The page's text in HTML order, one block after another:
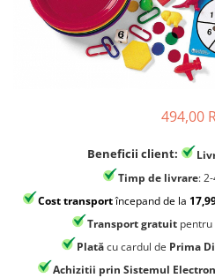
Jocuri experimente stiintifice
Casute copii
Jocuri dezvoltare emotionala
Jucarii din lemn
Jocuri si jucarii stiinta
Jucarii si jocuri Montessori
Jocuri de relaxare
Carti metoda Montessori
Carti si culegeri cu exercitii
Cărți educative pentru copii
494,00
Beneficii client:
Timp de livrare:
Cost transportîncepand de la
Transport gratuit pentru
Platăcu cardul de Prima
Achizitii prin Sistemul